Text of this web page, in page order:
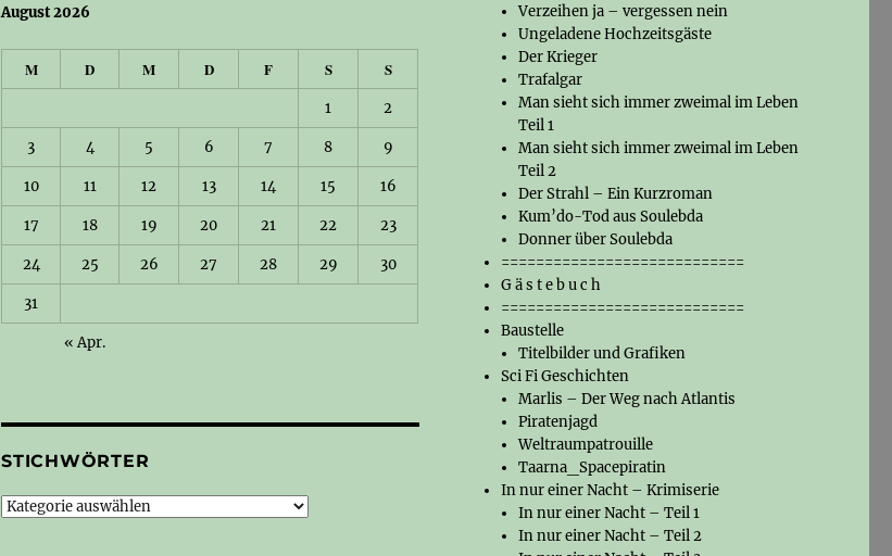
August 2026
M D M D F S S
1 2
3 4 5 6 7 8 9
10 11 12 13 14 15 16
17 18 19 20 21 22 23
24 25 26 27 28 29 30
31
« Apr.
STICHWÖRTER
Stichwörter
Verzeihen ja – vergessen nein
Ungeladene Hochzeitsgäste
Der Krieger
Trafalgar
Man sieht sich immer zweimal im Leben
Teil 1
Man sieht sich immer zweimal im Leben
Teil 2
Der Strahl – Ein Kurzroman
Kum’do-Tod aus Soulebda
Donner über Soulebda
============================
G ä s t e b u c h
============================
Baustelle
Titelbilder und Grafiken
Sci Fi Geschichten
Marlis – Der Weg nach Atlantis
Piratenjagd
Weltraumpatrouille
Taarna_Spacepiratin
In nur einer Nacht – Krimiserie
In nur einer Nacht – Teil 1
In nur einer Nacht – Teil 2